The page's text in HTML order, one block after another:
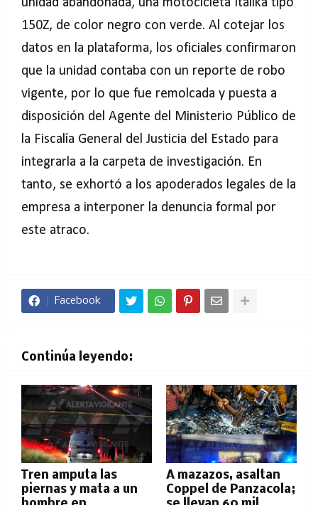
unidad abandonada, una motocicleta Italika tipo
150Z, de color negro con verde. Al cotejar los
datos en la plataforma, los oficiales confirmaron
que la unidad contaba con un reporte de robo
vigente, por lo que fue remolcada y puesta a
disposición del Agente del Ministerio Público de
la Fiscalía General del Justicia del Estado para
integrarla a la carpeta de investigación. En
tanto, se exhortó a los apoderados legales de la
empresa a interponer la denuncia formal por
este atraco.
Facebook
Continúa leyendo:
Tren amputa las
piernas y mata a un
A mazazos, asaltan
Coppel de Panzacola;